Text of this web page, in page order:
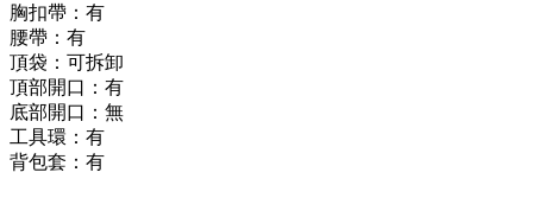
胸扣帶：有
腰帶：有
頂袋：可拆卸
頂部開口：有
底部開口：無
工具環：有
背包套：有